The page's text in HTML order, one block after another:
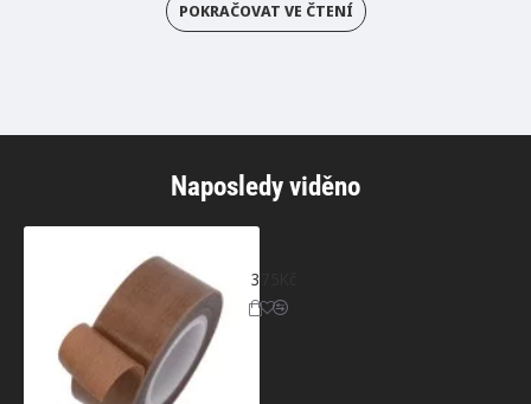
POKRAČOVAT VE ČTENÍ
Naposledy viděno
375Kč